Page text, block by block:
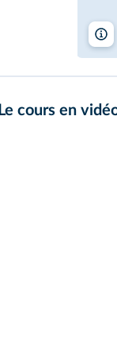
Le cours en